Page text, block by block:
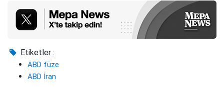
Etiketler :
ABD füze
ABD İran